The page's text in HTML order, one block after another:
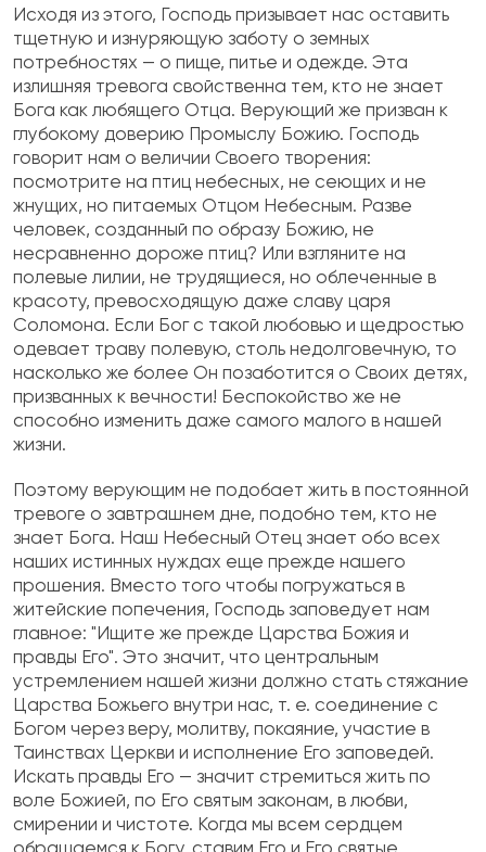
Исходя из этого, Господь призывает нас оставить
тщетную и изнуряющую заботу о земных
потребностях — о пище, питье и одежде. Эта
излишняя тревога свойственна тем, кто не знает
Бога как любящего Отца. Верующий же призван к
глубокому доверию Промыслу Божию. Господь
говорит нам о величии Своего творения:
посмотрите на птиц небесных, не сеющих и не
жнущих, но питаемых Отцом Небесным. Разве
человек, созданный по образу Божию, не
несравненно дороже птиц? Или взгляните на
полевые лилии, не трудящиеся, но облеченные в
красоту, превосходящую даже славу царя
Соломона. Если Бог с такой любовью и щедростью
одевает траву полевую, столь недолговечную, то
насколько же более Он позаботится о Своих детях,
призванных к вечности! Беспокойство же не
способно изменить даже самого малого в нашей
жизни.
Поэтому верующим не подобает жить в постоянной
тревоге о завтрашнем дне, подобно тем, кто не
знает Бога. Наш Небесный Отец знает обо всех
наших истинных нуждах еще прежде нашего
прошения. Вместо того чтобы погружаться в
житейские попечения, Господь заповедует нам
главное: "Ищите же прежде Царства Божия и
правды Его". Это значит, что центральным
устремлением нашей жизни должно стать стяжание
Царства Божьего внутри нас, т. е. соединение с
Богом через веру, молитву, покаяние, участие в
Таинствах Церкви и исполнение Его заповедей.
Искать правды Его — значит стремиться жить по
воле Божией, по Его святым законам, в любви,
смирении и чистоте. Когда мы всем сердцем
обращаемся к Богу, ставим Его и Его святые